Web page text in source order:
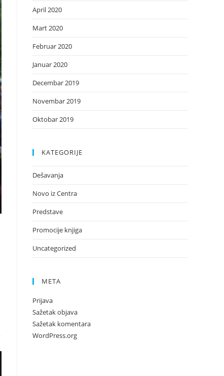
April 2020
Mart 2020
Februar 2020
Januar 2020
Decembar 2019
Novembar 2019
Oktobar 2019
KATEGORIJE
Dešavanja
Novo iz Centra
Predstave
Promocije knjiga
Uncategorized
META
Prijava
Sažetak objava
Sažetak komentara
WordPress.org